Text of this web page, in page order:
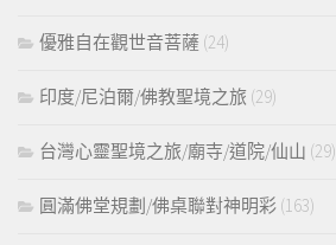
優雅自在觀世音菩薩 (24)
印度/尼泊爾/佛教聖境之旅 (29)
台灣心靈聖境之旅/廟寺/道院/仙山 (29)
圓滿佛堂規劃/佛桌聯對神明彩 (163)